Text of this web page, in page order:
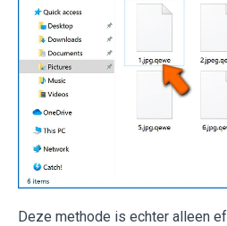
Deze methode is echter alleen